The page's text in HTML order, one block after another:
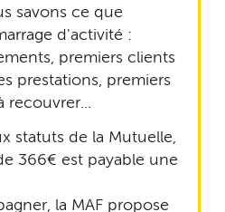
savons ce que
d'activité :
premiers clients
prestations, premiers
recouvrer...
statuts de la Mutuelle,
366€ est payable une
la MAF propose